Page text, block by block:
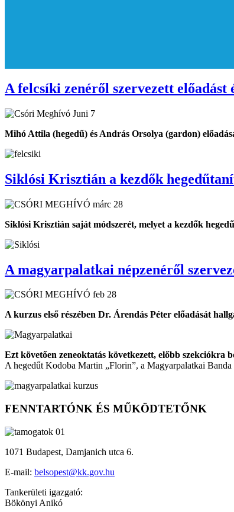
A felcsíki zenéről szervezett
Mihó Attila (hegedű) és András Orsolya (gardon)
Siklósi Krisztián a kezdők
Siklósi Krisztián saját módszerét, melyet a kezdők
A magyarpalatkai népzenéről
A kurzus első részében Dr. Árendás Péter előadását
Ezt követően zeneoktatás következett, előbb szekciókra
A hegedűt Kodoba Martin „Florin”, a Magyarpalatkai
FENNTARTÓNK ÉS MŰKÖDTETŐNK
1071 Budapest, Damjanich utca 6.
E-mail: belsopest@kk.gov.hu
Tankerületi igazgató:
Bökönyi Anikó